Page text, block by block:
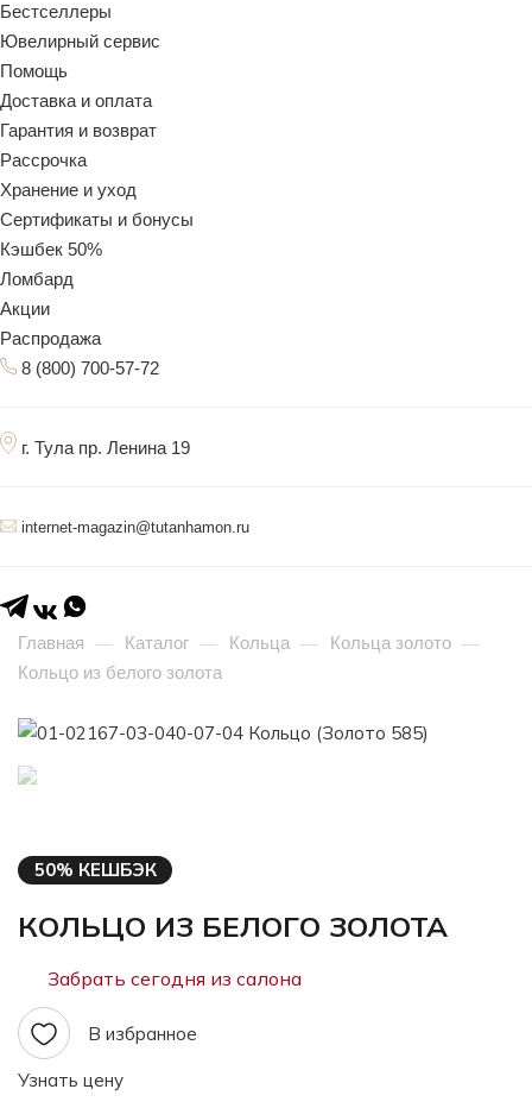
Бестселлеры
Ювелирный сервис
Помощь
Доставка и оплата
Гарантия и возврат
Рассрочка
Хранение и уход
Сертификаты и бонусы
Кэшбек 50%
Ломбард
Акции
Распродажа
8 (800) 700-57-72
г. Тула пр. Ленина 19
internet-magazin@tutanhamon.ru
Главная — Каталог — Кольца — Кольца золото —
Кольцо из белого золота
50% КЕШБЭК
КОЛЬЦО ИЗ БЕЛОГО ЗОЛОТА
Забрать сегодня из салона
В избранное
Узнать цену